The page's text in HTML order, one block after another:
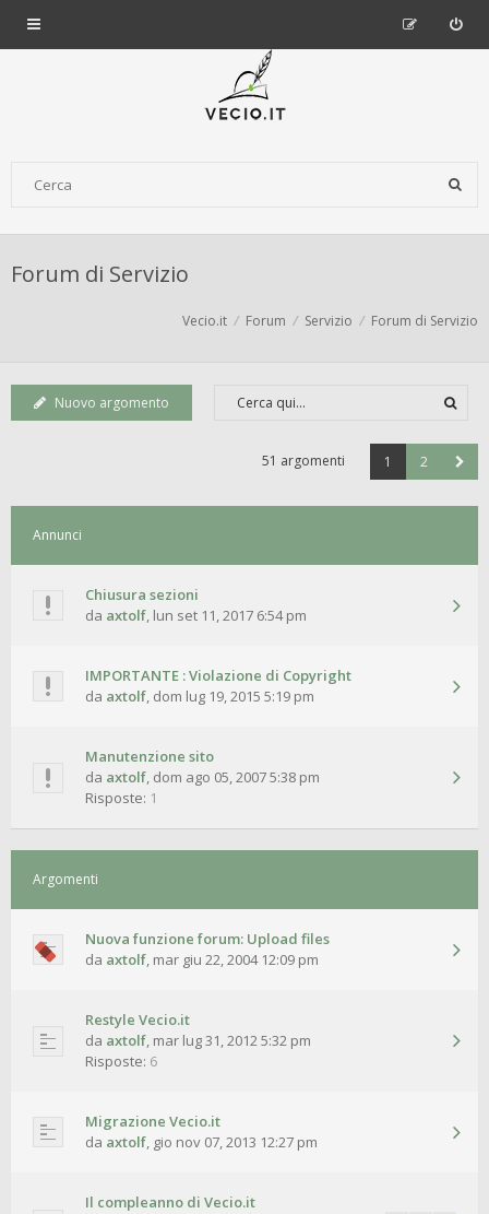
Forum di Servizio
Vecio.it Forum Servizio Forum di Servizio
Nuovo argomento
51 argomenti 1 2
Annunci
Chiusura sezioni
da axtolf, lun set 11, 2017 6:54 pm
IMPORTANTE : Violazione di Copyright
da axtolf, dom lug 19, 2015 5:19 pm
Manutenzione sito
da axtolf, dom ago 05, 2007 5:38 pm
Risposte: 1
Argomenti
Nuova funzione forum: Upload files
da axtolf, mar giu 22, 2004 12:09 pm
Restyle Vecio.it
da axtolf, mar lug 31, 2012 5:32 pm
Risposte: 6
Migrazione Vecio.it
da axtolf, gio nov 07, 2013 12:27 pm
Il compleanno di Vecio.it